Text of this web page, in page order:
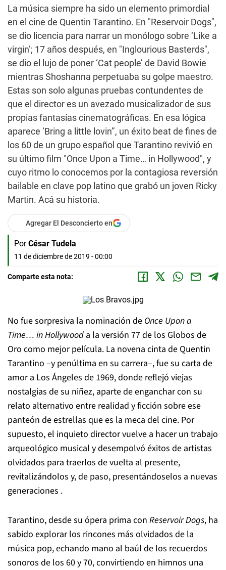
La música siempre ha sido un elemento primordial
en el cine de Quentin Tarantino. En "Reservoir Dogs",
se dio licencia para narrar un monólogo sobre ‘Like a
virgin’; 17 años después, en "Inglourious Basterds",
se dio el lujo de poner ‘Cat people’ de David Bowie
mientras Shoshanna perpetuaba su golpe maestro.
Estas son solo algunas pruebas contundentes de
que el director es un avezado musicalizador de sus
propias fantasías cinematográficas. En esa lógica
aparece ‘Bring a little lovin’’, un éxito beat de fines de
los 60 de un grupo español que Tarantino revivió en
su último film "Once Upon a Time… in Hollywood", y
cuyo ritmo lo conocemos por la contagiosa reversión
bailable en clave pop latino que grabó un joven Ricky
Martin. Acá su historia.
Agregar El Desconcierto en
Por César Tudela
11 de diciembre de 2019 - 00:00
Comparte esta nota:
No fue sorpresiva la nominación de Once Upon a
Time… in Hollywood a la versión 77 de los Globos de
Oro como mejor película. La novena cinta de Quentin
Tarantino –y penúltima en su carrera–, fue su carta de
amor a Los Ángeles de 1969, donde reflejó viejas
nostalgias de su niñez, aparte de enganchar con su
relato alternativo entre realidad y ficción sobre ese
panteón de estrellas que es la meca del cine. Por
supuesto, el inquieto director vuelve a hacer un trabajo
arqueológico musical y desempolvó éxitos de artistas
olvidados para traerlos de vuelta al presente,
revitalizándolos y, de paso, presentándoselos a nuevas
generaciones .
Tarantino, desde su ópera prima con Reservoir Dogs, ha
sabido explorar los rincones más olvidados de la
música pop, echando mano al baúl de los recuerdos
sonoros de los 60 y 70, convirtiendo en himnos una